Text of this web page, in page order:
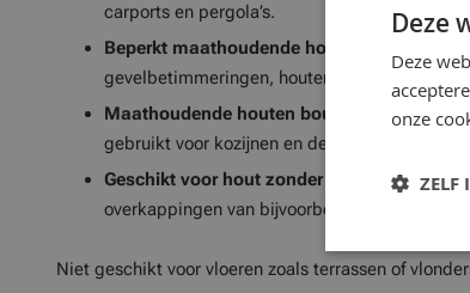
carports en pergola’s.
Beperkt maathoudende houten
gevelbetimmeringen, houten blokhutten en
Maathoudende houten bouwelementen:
gebruikt voor kozijnen en deuren.
Geschikt voor hout zonder bodemcontact:
overkappingen van bijvoorbeeld Douglas-hout.
Niet geschikt voor vloeren zoals terrassen of
Deze
Deze
onze
ZELF